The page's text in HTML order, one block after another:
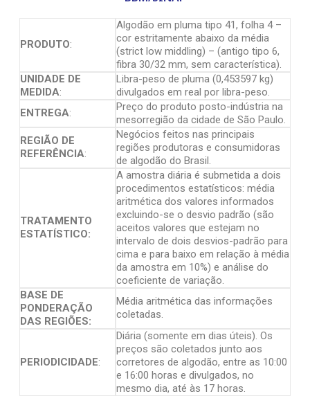
PRODUTO:
Algodão em pluma tipo 41, folha 4 –
cor estritamente abaixo da média
(strict low middling) – (antigo tipo 6,
fibra 30/32 mm, sem característica).
UNIDADE DE
MEDIDA:
Libra-peso de pluma (0,453597 kg)
divulgados em real por libra-peso.
ENTREGA:
Preço do produto posto-indústria na
mesorregião da cidade de São Paulo.
REGIÃO DE
REFERÊNCIA:
Negócios feitos nas principais
regiões produtoras e consumidoras
de algodão do Brasil.
TRATAMENTO
ESTATÍSTICO:
A amostra diária é submetida a dois
procedimentos estatísticos: média
aritmética dos valores informados
excluindo-se o desvio padrão (são
aceitos valores que estejam no
intervalo de dois desvios-padrão para
cima e para baixo em relação à média
da amostra em 10%) e análise do
coeficiente de variação.
BASE DE
PONDERAÇÃO
DAS REGIÕES:
Média aritmética das informações
coletadas.
PERIODICIDADE:
Diária (somente em dias úteis). Os
preços são coletados junto aos
corretores de algodão, entre as 10:00
e 16:00 horas e divulgados, no
mesmo dia, até às 17 horas.